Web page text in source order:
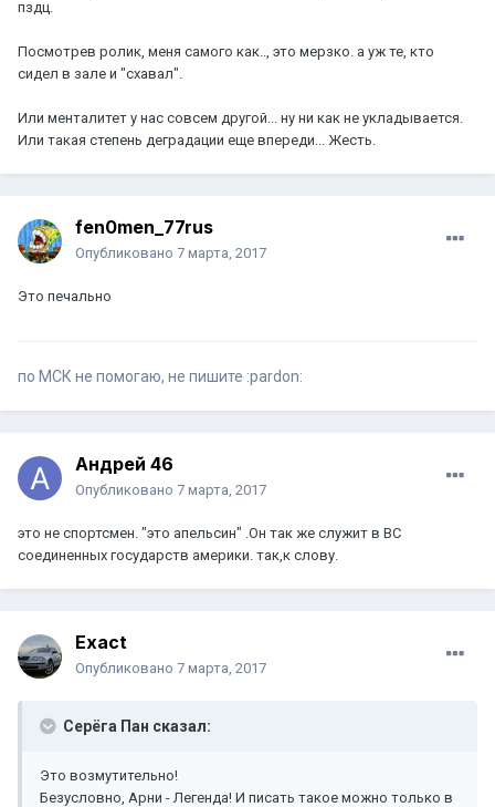
пздц.
Посмотрев ролик, меня самого как.., это мерзко. а уж те, кто
сидел в зале и "схавал".
Или менталитет у нас совсем другой... ну ни как не укладывается.
Или такая степень деградации еще впереди... Жесть.
fen0men_77rus
Опубликовано 7 марта, 2017
Это печально
по МСК не помогаю, не пишите :pardon:
Андрей 46
Опубликовано 7 марта, 2017
это не спортсмен. "это апельсин" .Он так же служит в ВС
соединенных государств америки. так,к слову.
Exact
Опубликовано 7 марта, 2017
Серёга Пан сказал:
Это возмутительно!
Безусловно, Арни - Легенда! И писать такое можно только в